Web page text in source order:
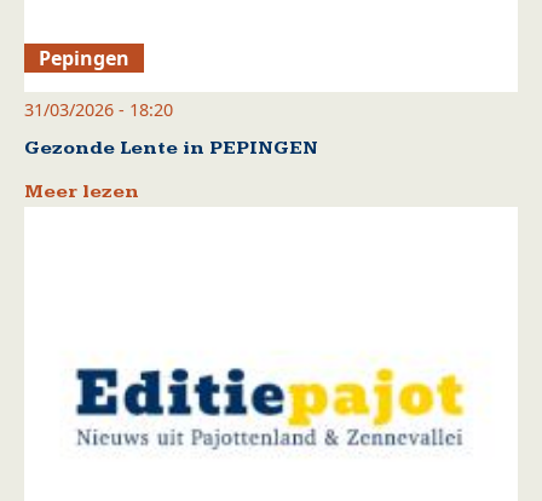
Pepingen
31/03/2026 - 18:20
Gezonde Lente in PEPINGEN
Meer lezen